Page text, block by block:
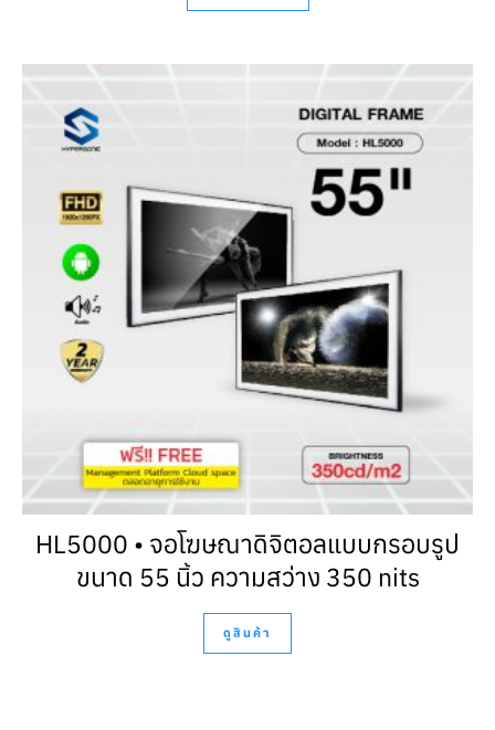
HL5000 • จอโฆษณาดิจิตอลแบบกรอบรูป
ขนาด 55 นิ้ว ความสว่าง 350 nits
ดูสินค้า